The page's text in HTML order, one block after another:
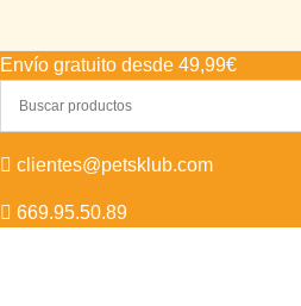
Envío gratuito desde 49,99€
clientes@petsklub.com
669.95.50.89